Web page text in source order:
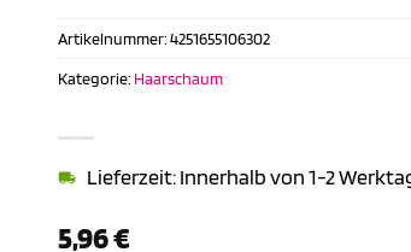
5,96€
Lieferzeit: Innerhalb von 1-2
Artikelnummer:4251655106302
Kategorie: Haarschaum